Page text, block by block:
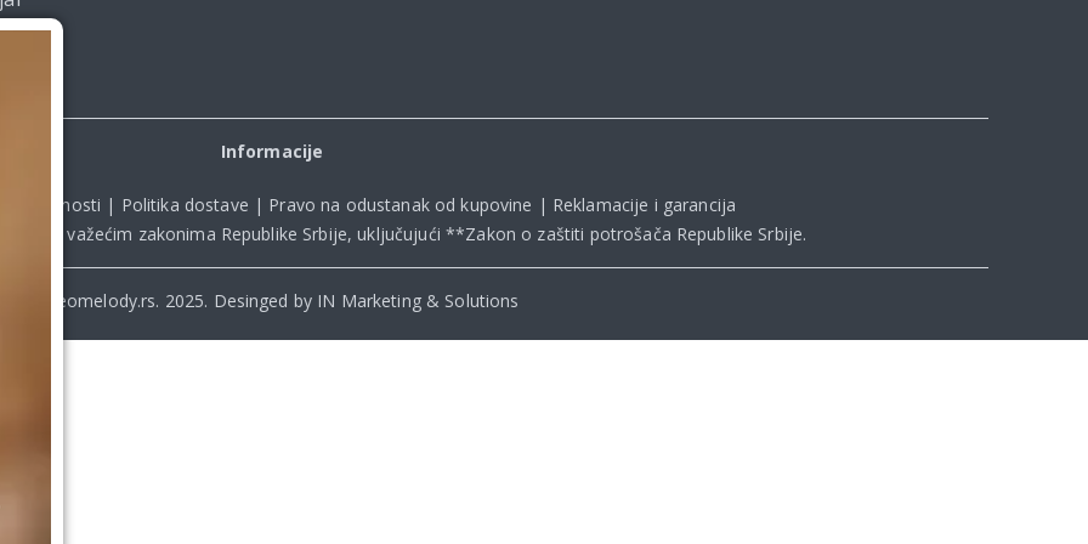
sa važećim zakonima Republike Srbije, uključujući **Zakon o zaštiti potrošača Republike Srbije.
Informacije
privatnosti | Politika dostave | Pravo na odustanak od kupovine | Reklamacije i garancija
© Beomelody.rs. 2025. Desinged by IN Marketing & Solutions